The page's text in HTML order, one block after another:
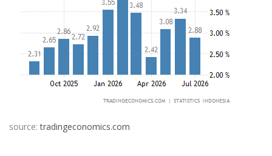
source:tradingeconomics.com